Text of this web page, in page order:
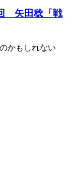
矢田稔「戦
かもしれない